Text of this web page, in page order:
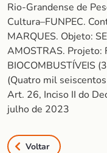
Rio-Grandense de
Cultura–FUNPEC.
MARQUES. Objeto:
AMOSTRAS. Projeto:
BIOCOMBUSTÍVEIS
(Quatro mil
Art. 26, Inciso II do
julho de 2023
Voltar